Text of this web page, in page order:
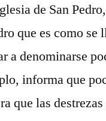
de San
que es como
a denominarse
informa que
que las